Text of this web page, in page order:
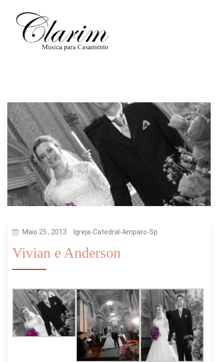
Maio 25 , 2013 Igreja-Catedral-Amparo-Sp
Vivian e Anderson